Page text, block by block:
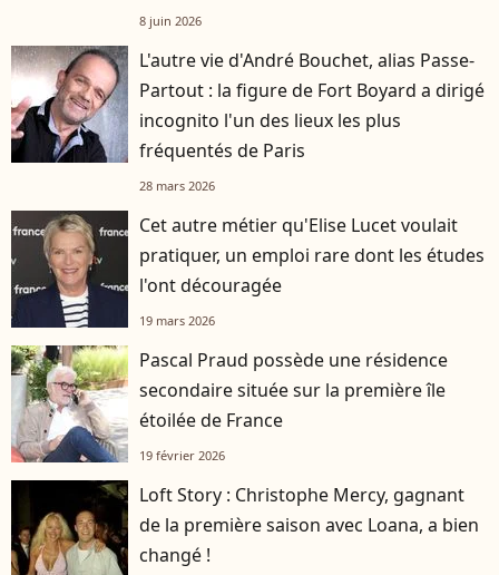
8 juin 2026
L'autre vie d'André Bouchet, alias Passe-
Partout : la figure de Fort Boyard a dirigé
incognito l'un des lieux les plus
fréquentés de Paris
28 mars 2026
Cet autre métier qu'Elise Lucet voulait
pratiquer, un emploi rare dont les études
l'ont découragée
19 mars 2026
Pascal Praud possède une résidence
secondaire située sur la première île
étoilée de France
19 février 2026
Loft Story : Christophe Mercy, gagnant
de la première saison avec Loana, a bien
changé !